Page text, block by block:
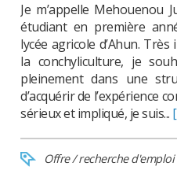
Je m’appelle Mehouenou
étudiant en première
lycée agricole d’Ahun.
la conchyliculture, je
pleinement dans une
d’acquérir de l’expérience
sérieux et impliqué, je suis...
Offre / recherche d'emploi